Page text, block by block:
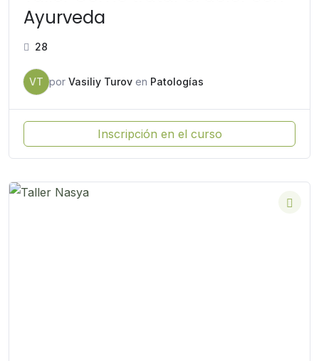
Ayurveda
28
VT por Vasiliy Turov en Patologías
Inscripción en el curso